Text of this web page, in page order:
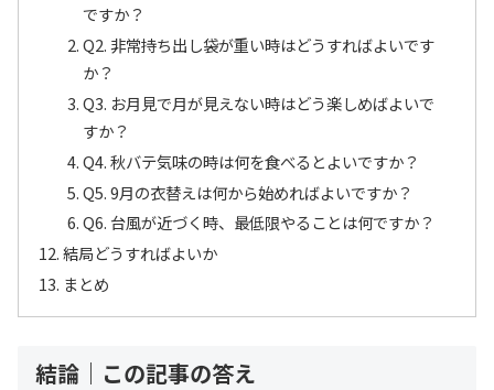
ですか？
Q2. 非常持ち出し袋が重い時はどうすればよいです
か？
Q3. お月見で月が見えない時はどう楽しめばよいで
すか？
Q4. 秋バテ気味の時は何を食べるとよいですか？
Q5. 9月の衣替えは何から始めればよいですか？
Q6. 台風が近づく時、最低限やることは何ですか？
結局どうすればよいか
まとめ
結論｜この記事の答え